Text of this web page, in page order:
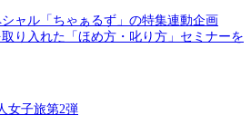
ャル「ちゃぁるず」の特集連動企画
り入れた「ほめ方・叱り方」セミナーを
女子旅第2弾